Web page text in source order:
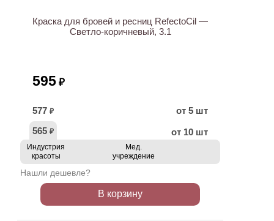
Краска для бровей и ресниц RefectoCil —
Светло-коричневый, 3.1
595 ₽
577 ₽
от 5 шт
565 ₽ от 10 шт
Индустрия
красоты
Мед.
учреждение
Нашли дешевле?
В корзину